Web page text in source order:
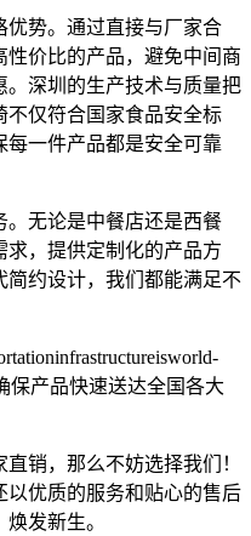
优势。通过直接与厂家合
价比的产品，避免中间商
。深圳的生产技术与质量把
不仅符合国家食品安全标
每一件产品都是安全可靠
。无论是中餐店还是西餐
求，提供定制化的产品方
约设计，我们都能满足不
保产品快速送达全国各大
销，那么不妨选择我们！
优质的服务和贴心的售后
发新生。